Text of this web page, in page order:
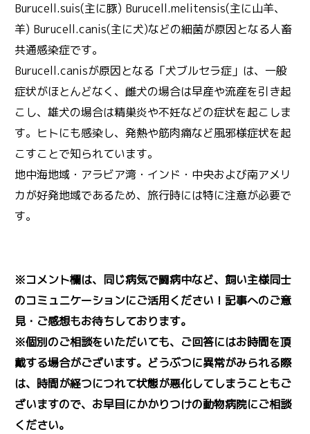
Burucell.suis(主に豚) Burucell.melitensis(主に山羊、
羊) Burucell.canis(主に犬)などの細菌が原因となる人畜
共通感染症です。
Burucell.canisが原因となる「犬ブルセラ症」は、一般
症状がほとんどなく、雌犬の場合は早産や流産を引き起
こし、雄犬の場合は精巣炎や不妊などの症状を起こしま
す。ヒトにも感染し、発熱や筋肉痛など風邪様症状を起
こすことで知られています。
地中海地域・アラビア湾・インド・中央および南アメリ
カが好発地域であるため、旅行時には特に注意が必要で
す。
※コメント欄は、同じ病気で闘病中など、飼い主様同士
のコミュニケーションにご活用ください！記事へのご意
見・ご感想もお待ちしております。
※個別のご相談をいただいても、ご回答にはお時間を頂
戴する場合がございます。どうぶつに異常がみられる際
は、時間が経つにつれて状態が悪化してしまうこともご
ざいますので、お早目にかかりつけの動物病院にご相談
ください。